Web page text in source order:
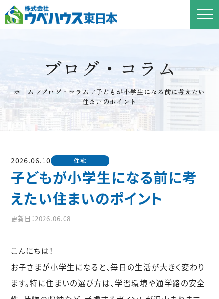
ブログ・コラム
ホーム /ブログ・コラム /子どもが小学生になる前に考えたい
住まいのポイント
2026.06.10 住宅
子どもが小学生になる前に考
えたい住まいのポイント
更新日：2026.06.08
こんにちは！
お子さまが小学生になると、毎日の生活が大きく変わり
ます。特に住まいの選び方は、学習環境や通学路の安全